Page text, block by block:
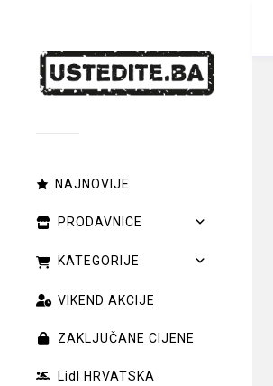
NAJNOVIJE
PRODAVNICE
KATEGORIJE
VIKEND AKCIJE
ZAKLJUČANE CIJENE
Lidl HRVATSKA